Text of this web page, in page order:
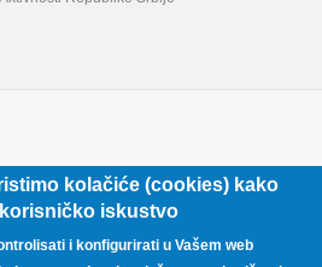
Beograd, Beogradska 71
kolačiće (cookies) kako
iskustvo
i konfigurirati u Vašem web